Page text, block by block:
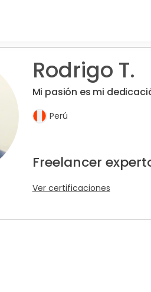
Rodrigo T.
Mi pasión es mi
Perú
Freelancer
Ver certificaciones